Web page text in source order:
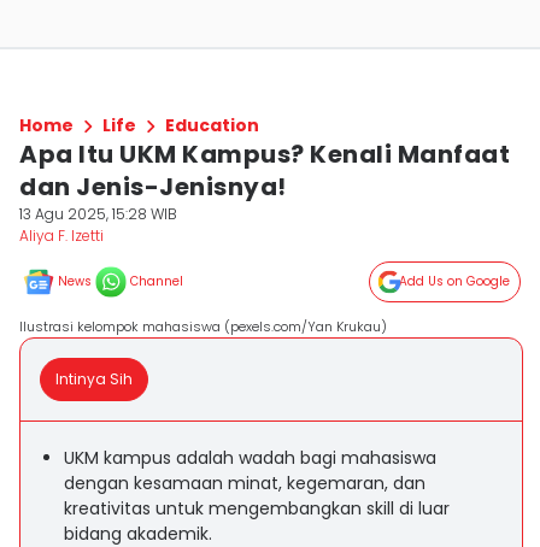
Home Life Education
Apa Itu UKM Kampus? Kenali Manfaat
dan Jenis-Jenisnya!
13 Agu 2025, 15:28 WIB
Aliya F. Izetti
News Channel Add Us on Google
Ilustrasi kelompok mahasiswa (pexels.com/Yan Krukau)
Intinya Sih
UKM kampus adalah wadah bagi mahasiswa
dengan kesamaan minat, kegemaran, dan
kreativitas untuk mengembangkan skill di luar
bidang akademik.